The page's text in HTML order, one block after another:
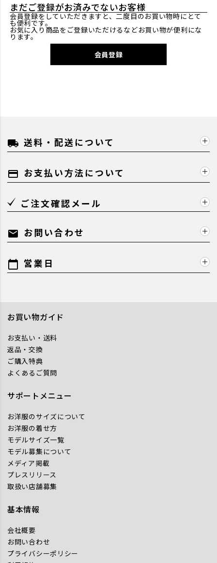
まだご登録がお済みでないお客様
会員登録をしていただきますと、二度目のお買い物時にとて
も便利です。
お気に入り商品をご登録いただけるなどお買い物が便利にな
ります。
会員登録
local_shipping 送料・配送について
payment お支払い方法について
ご注文確認メール
mail お問い合わせ
calendar_today 営業日
お買い物ガイド
お支払い・送料
返品・交換
ご購入特典
よくあるご質問
サポートメニュー
お洋服のサイズについて
お洋服の着せ方
モデルサイズ一覧
モデル募集について
メディア掲載
プレスリリース
取扱い店舗募集
基本情報
会社概要
お問い合わせ
プライバシーポリシー